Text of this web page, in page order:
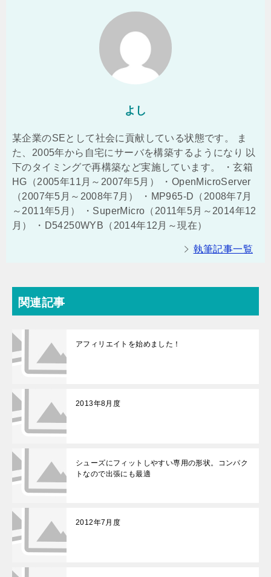
よし
某企業のSEとして社会に貢献している状態です。 ま
た、2005年から自宅にサーバを構築するようになり 以
下のタイミングで再構築など実施しています。 ・玄箱
HG（2005年11月～2007年5月） ・OpenMicroServer
（2007年5月～2008年7月） ・MP965-D（2008年7月
～2011年5月） ・SuperMicro（2011年5月～2014年12
月） ・D54250WYB（2014年12月～現在）
執筆記事一覧
関連記事
アフィリエイトを始めました！
2013年8月度
シューズにフィットしやすい専用の形状。コンパク
トなので出張にも最適
2012年7月度